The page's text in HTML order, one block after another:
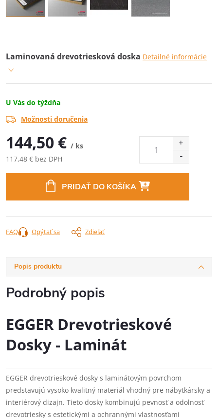
Laminovaná drevotriesková doska Detailné informácie
U Vás do týždňa
Možnosti doručenia
144,50 € / ks
117,48 € bez DPH
PRIDAŤ DO KOŠÍKA
Opýtať sa Zdieľať
FAQ
Popis produktu
Podrobný popis
EGGER Drevotrieskové
Dosky - Laminát
EGGER drevotrieskové dosky s laminátovým povrchom
predstavujú vysoko kvalitný materiál vhodný pre nábytkársky a
interiérový dizajn. Tieto dosky kombinujú pevnosť a odolnosť
drevotriesky s estetickými a ochrannými vlastnosťami